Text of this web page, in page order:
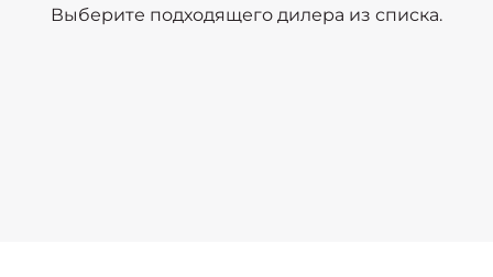
Выберите подходящего дилера из списка.